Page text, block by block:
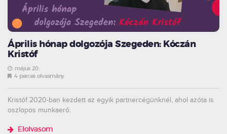
Április hónap dolgozója Szegeden: Kóczán
Kristóf
május 20.
4 perces olvasmány
Kristóf 2020-ban kezdett az egyik partnercégünknél, ahol azóta is
oszlopos munkaerő.
Elolvasom